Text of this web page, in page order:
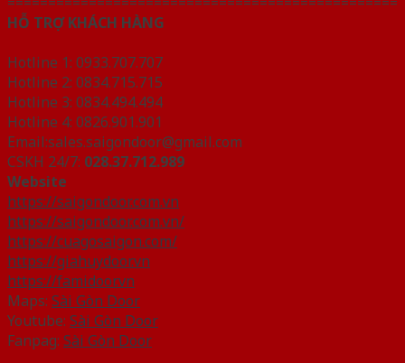
HỖ TRỢ KHÁCH HÀNG
Hotline 1: 0933.707.707
Hotline 2: 0834.715.715
Hotline 3: 0834.494.494
Hotline 4: 0826.901.901
Email:sales.saigondoor@gmail.com
CSKH 24/7: 028.37.712.989
Website
https://saigondoor.com.vn
https://saigondoor.com.vn/
https://cuagosaigon.com/
https://giahuydoor.vn
https://famidoor.vn
Maps: Sài Gòn Door
Youtube: Sài Gòn Door
Fanpag: Sài Gòn Door